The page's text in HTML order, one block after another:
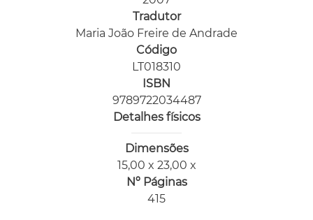
Tradutor
Maria João Freire de Andrade
Código
LT018310
ISBN
9789722034487
Detalhes físicos
Dimensões
15,00 x 23,00 x
Nº Páginas
415